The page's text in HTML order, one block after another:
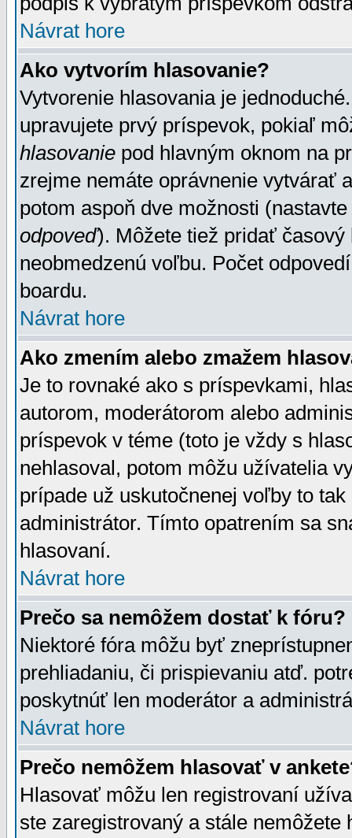
Návrat hore
Ako vytvorím hlasovanie?
Vytvorenie hlasovania je
upravujete prvý príspevok, pokiaľ
hlasovanie pod hlavným oknom na
zrejme nemáte oprávnenie vytvárať
potom aspoň dve možnosti
odpoveď). Môžete tiež pridať
neobmedzenú voľbu. Počet
boardu.
Návrat hore
Ako zmením alebo zmažem
Je to rovnaké ako s príspevkami,
autorom, moderátorom alebo
príspevok v téme (toto je vždy s
nehlasoval, potom môžu užívatelia
prípade už uskutočnenej voľby to
administrátor. Tímto opatrením sa
hlasovaní.
Návrat hore
Prečo sa nemôžem dostať k fóru?
Niektoré fóra môžu byť
prehliadaniu, či prispievaniu atď.
poskytnúť len moderátor a
Návrat hore
Prečo nemôžem hlasovať v
Hlasovať môžu len registrovaní
ste zaregistrovaný a stále